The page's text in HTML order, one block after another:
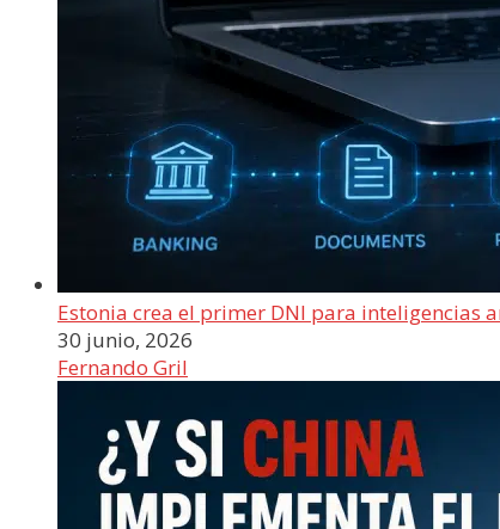
Estonia crea el primer DNI para inteligencias
30 junio, 2026
Fernando Gril